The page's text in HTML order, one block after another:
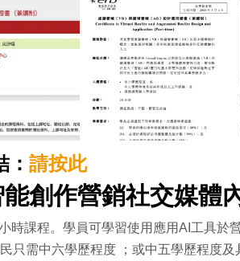
請按此
能創作營銷社交媒體
時課程。學員可學習使用應用AI工具於
只需中六學歷程度 ；或中五學歷程度